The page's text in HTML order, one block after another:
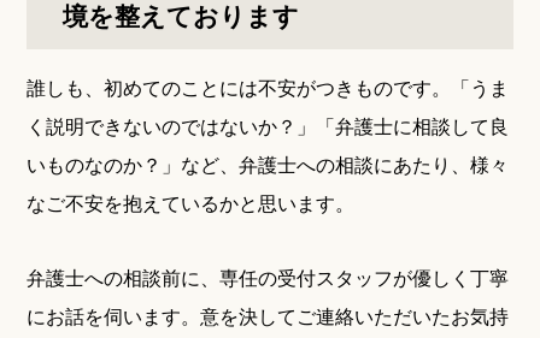
境を整えております
誰しも、初めてのことには不安がつきものです。「うま
く説明できないのではないか？」「弁護士に相談して良
いものなのか？」など、弁護士への相談にあたり、様々
なご不安を抱えているかと思います。
弁護士への相談前に、専任の受付スタッフが優しく丁寧
にお話を伺います。意を決してご連絡いただいたお気持